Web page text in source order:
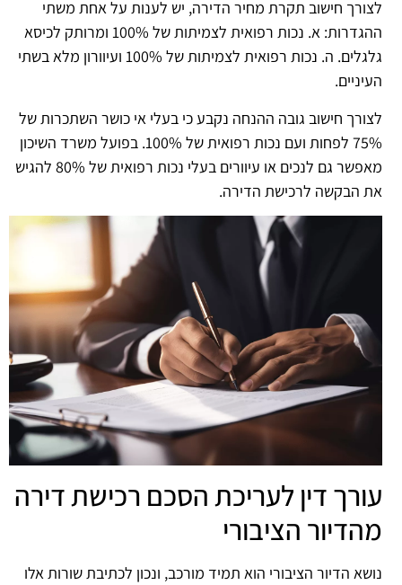
לצורך חישוב תקרת מחיר הדירה, יש לענות על אחת משתי
ההגדרות: א. נכות רפואית לצמיתות של 100% ומרותק לכיסא
גלגלים. ה. נכות רפואית לצמיתות של 100% ועיוורון מלא בשתי
העיניים.
לצורך חישוב גובה ההנחה נקבע כי בעלי אי כושר השתכרות של
75% לפחות ועם נכות רפואית של 100%. בפועל משרד השיכון
מאפשר גם לנכים או עיוורים בעלי נכות רפואית של 80% להגיש
את הבקשה לרכישת הדירה.
עורך דין לעריכת הסכם רכישת דירה
מהדיור הציבורי
נושא הדיור הציבורי הוא תמיד מורכב, ונכון לכתיבת שורות אלו